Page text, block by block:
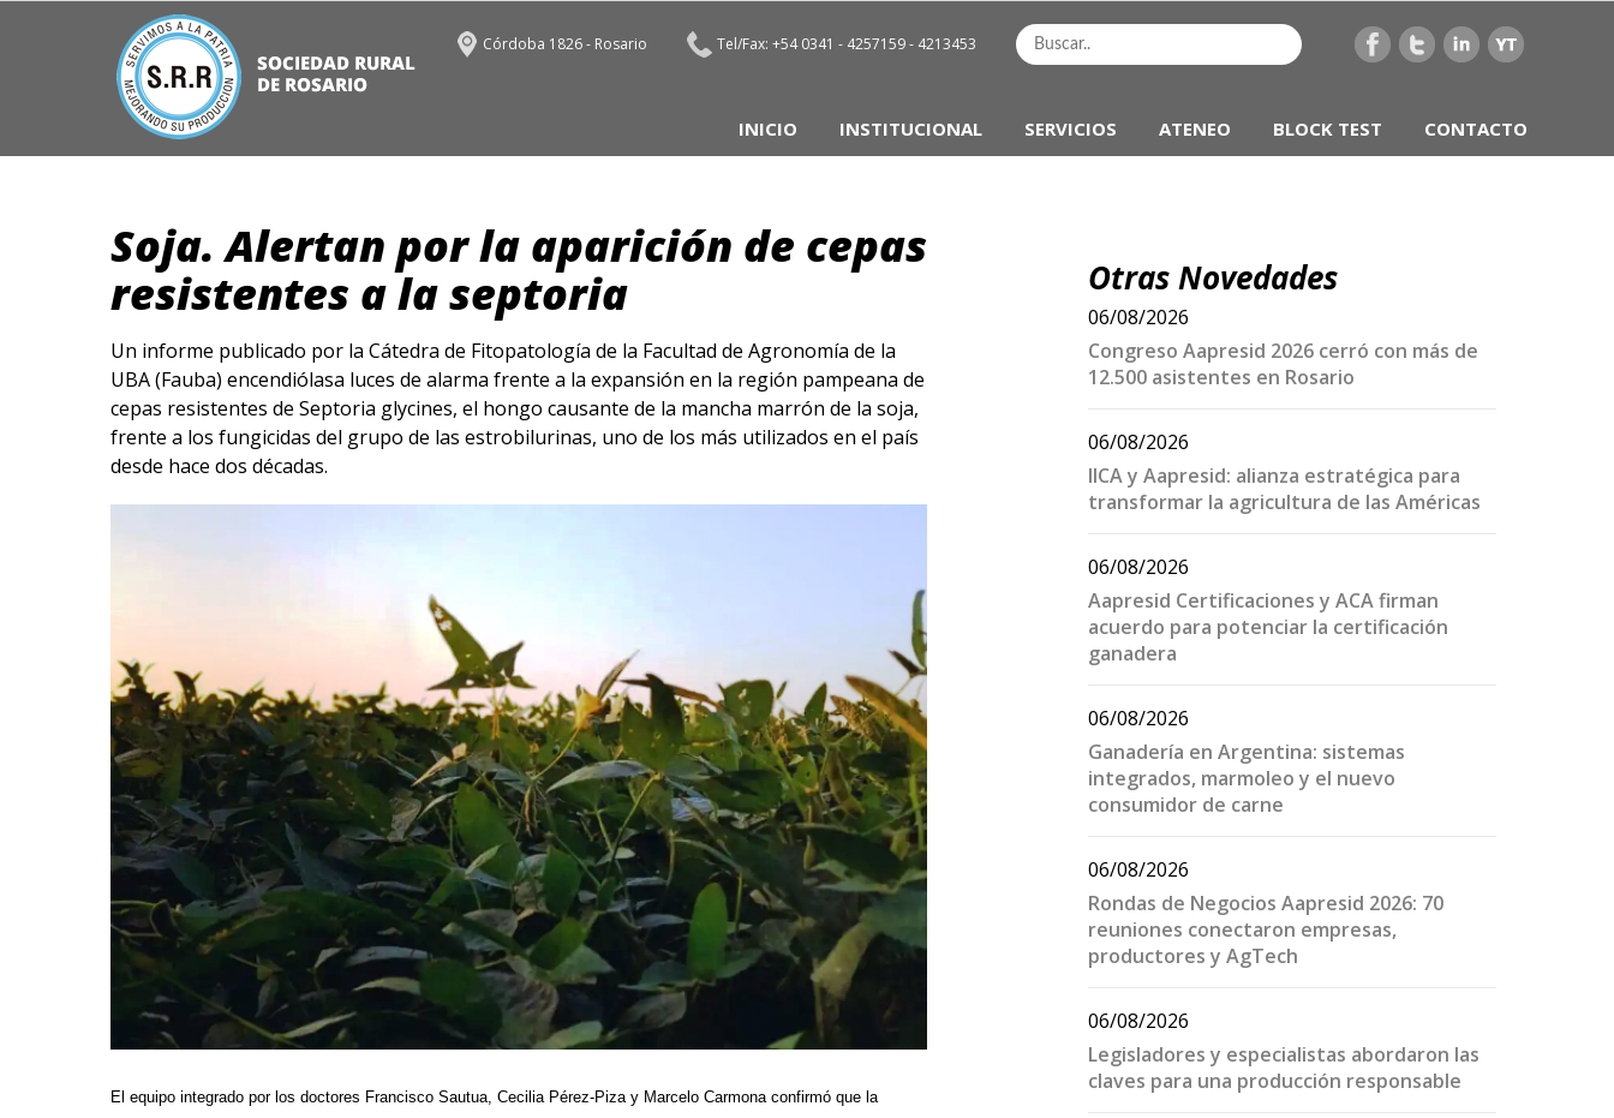
Córdoba 1826 - Rosario Tel/Fax: +54 0341 - 4257159 - 4213453
INICIO INSTITUCIONAL SERVICIOS ATENEO BLOCK TEST CONTACTO
Soja. Alertan por la aparición de cepas
resistentes a la septoria
Un informe publicado por la Cátedra de Fitopatología de la Facultad de Agronomía de la
UBA (Fauba) encendiólasa luces de alarma frente a la expansión en la región pampeana de
cepas resistentes de Septoria glycines, el hongo causante de la mancha marrón de la soja,
frente a los fungicidas del grupo de las estrobilurinas, uno de los más utilizados en el país
desde hace dos décadas.
El equipo integrado por los doctores Francisco Sautua, Cecilia Pérez-Piza y Marcelo Carmona confirmó que la
Otras Novedades
06/08/2026
Congreso Aapresid 2026 cerró con más de
12.500 asistentes en Rosario
06/08/2026
IICA y Aapresid: alianza estratégica para
transformar la agricultura de las Américas
06/08/2026
Aapresid Certificaciones y ACA firman
acuerdo para potenciar la certificación
ganadera
06/08/2026
Ganadería en Argentina: sistemas
integrados, marmoleo y el nuevo
consumidor de carne
06/08/2026
Rondas de Negocios Aapresid 2026: 70
reuniones conectaron empresas,
productores y AgTech
06/08/2026
Legisladores y especialistas abordaron las
claves para una producción responsable